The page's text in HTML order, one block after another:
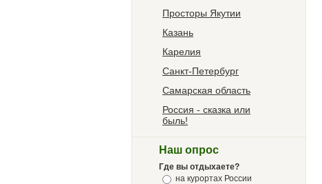
Просторы Якутии
Казань
Карелия
Санкт-Петербург
Самарская область
Россия - сказка или
быль!
Наш опрос
Где вы отдыхаете?
на курортах России